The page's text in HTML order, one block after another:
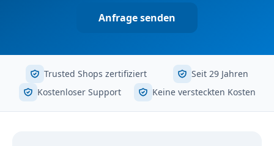
Anfrage senden
Trusted Shops zertifiziert
Seit 29 Jahren
Kostenloser Support
Keine versteckten Kosten